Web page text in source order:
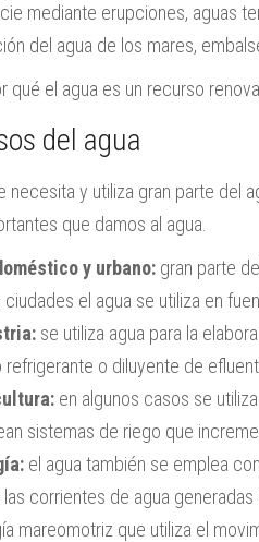
mediante erupciones, aguas
del agua de los mares,
qué el agua es un recurso
del agua
necesita y utiliza gran parte del
que damos al agua.
y urbano:gran parte
ciudades el agua se utiliza en
se utiliza agua para la
refrigerante o diluyente de
en algunos casos se
sistemas de riego que
el agua también se emplea
las corrientes de agua
mareomotriz que utiliza el